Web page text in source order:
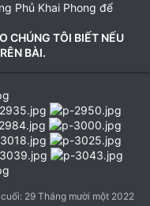
Phủ Khai Phong để
CHÚNG TÔI BIẾT NẾU
BÀI.
29 Tháng mười một 2022